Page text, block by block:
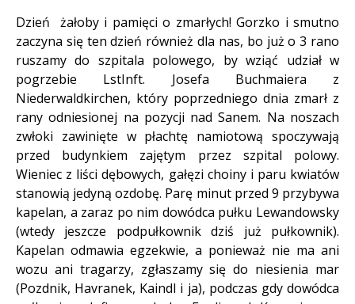
Dzień żałoby i pamięci o zmarłych! Gorzko i smutno
zaczyna się ten dzień również dla nas, bo już o 3 rano
ruszamy do szpitala polowego, by wziąć udział w
pogrzebie LstInft. Josefa Buchmaiera z
Niederwaldkirchen, który poprzedniego dnia zmarł z
rany odniesionej na pozycji nad Sanem. Na noszach
zwłoki zawinięte w płachtę namiotową spoczywają
przed budynkiem zajętym przez szpital polowy.
Wieniec z liści dębowych, gałęzi choiny i paru kwiatów
stanowią jedyną ozdobę. Parę minut przed 9 przybywa
kapelan, a zaraz po nim dowódca pułku Lewandowsky
(wtedy jeszcze podpułkownik dziś już pułkownik).
Kapelan odmawia egzekwie, a ponieważ nie ma ani
wozu ani tragarzy, zgłaszamy się do niesienia mar
(Pozdnik, Havranek, Kaindl i ja), podczas gdy dowódca